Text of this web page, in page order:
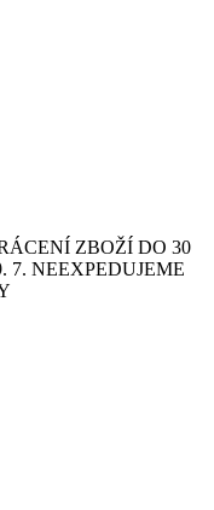
ZBOŽÍ DO 30
7. NEEXPEDUJEME